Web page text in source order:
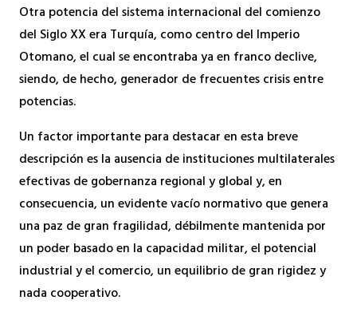
Otra potencia del sistema internacional del comienzo
del Siglo XX era Turquía, como centro del Imperio
Otomano, el cual se encontraba ya en franco declive,
siendo, de hecho, generador de frecuentes crisis entre
potencias.
Un factor importante para destacar en esta breve
descripción es la ausencia de instituciones multilaterales
efectivas de gobernanza regional y global y, en
consecuencia, un evidente vacío normativo que genera
una paz de gran fragilidad, débilmente mantenida por
un poder basado en la capacidad militar, el potencial
industrial y el comercio, un equilibrio de gran rigidez y
nada cooperativo.